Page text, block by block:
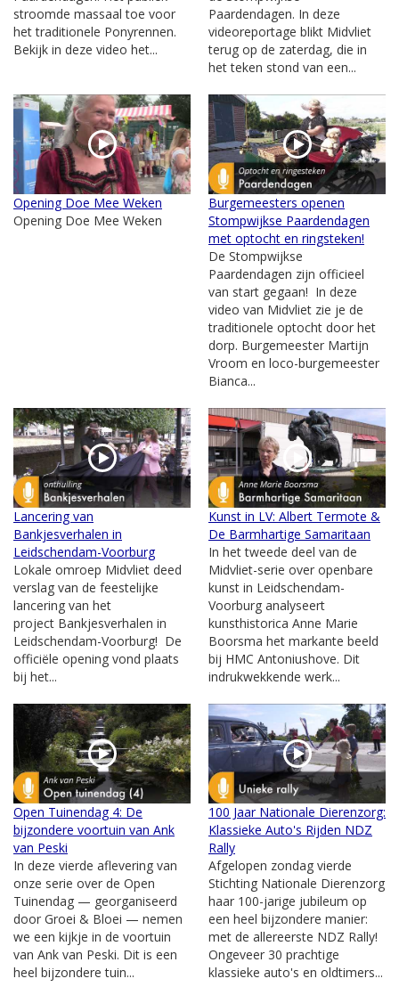
stroomde massaal toe voor
het traditionele Ponyrennen.
Bekijk in deze video het...
Paardendagen. In deze
videoreportage blikt Midvliet
terug op de zaterdag, die in
het teken stond van een...
Opening Doe Mee Weken
Opening Doe Mee Weken
Burgemeesters openen
Stompwijkse Paardendagen
met optocht en ringsteken!
De Stompwijkse
Paardendagen zijn officieel
van start gegaan! In deze
video van Midvliet zie je de
traditionele optocht door het
dorp. Burgemeester Martijn
Vroom en loco-burgemeester
Bianca...
Lancering van
Bankjesverhalen in
Leidschendam-Voorburg
Lokale omroep Midvliet deed
verslag van de feestelijke
lancering van het
project Bankjesverhalen in
Leidschendam-Voorburg! De
officiële opening vond plaats
bij het...
Kunst in LV: Albert Termote &
De Barmhartige Samaritaan
In het tweede deel van de
Midvliet-serie over openbare
kunst in Leidschendam-
Voorburg analyseert
kunsthistorica Anne Marie
Boorsma het markante beeld
bij HMC Antoniushove. Dit
indrukwekkende werk...
Open Tuinendag 4: De
bijzondere voortuin van Ank
van Peski
In deze vierde aflevering van
onze serie over de Open
Tuinendag — georganiseerd
door Groei & Bloei — nemen
we een kijkje in de voortuin
van Ank van Peski. Dit is een
heel bijzondere tuin...
100 Jaar Nationale Dierenzorg:
Klassieke Auto's Rijden NDZ
Rally
Afgelopen zondag vierde
Stichting Nationale Dierenzorg
haar 100-jarige jubileum op
een heel bijzondere manier:
met de allereerste NDZ Rally!
Ongeveer 30 prachtige
klassieke auto's en oldtimers...